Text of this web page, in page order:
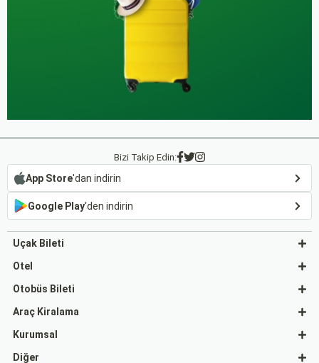
Bizi Takip Edin:
App Store'dan indirin
Google Play'den indirin
Uçak Bileti
Otel
Otobüs Bileti
Araç Kiralama
Kurumsal
Diğer